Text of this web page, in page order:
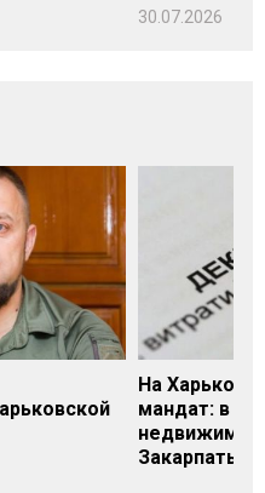
30.07.2026
На
мандат: в
Закарпатье